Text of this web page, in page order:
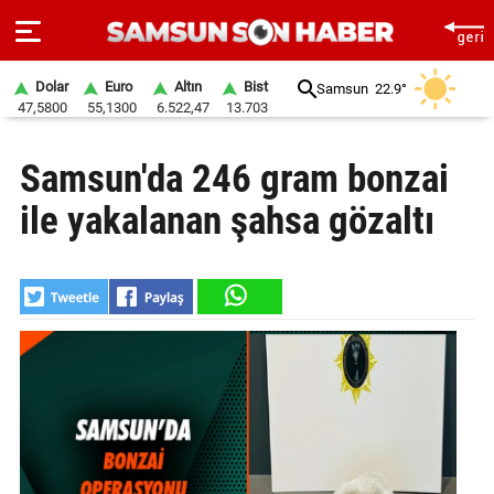
SAYFA
SAMSUN
SAMSUNSPOR
GÜNDEM
EKONOMİ
Dolar
47,5800
Euro
55,1300
Altın
6.522,47
Bist
13.703
Samsun 22.9°
Samsun'da 246 gram bonzai
ile yakalanan şahsa gözaltı